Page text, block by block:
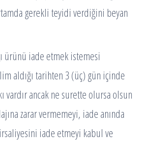
gerekli teyidi verdiğini beyan
ürünü iade etmek istemesi
aldığı tarihten 3 (üç) gün içinde
vardır ancak ne surette olursa olsun
zarar vermemeyi, iade anında
iade etmeyi kabul ve